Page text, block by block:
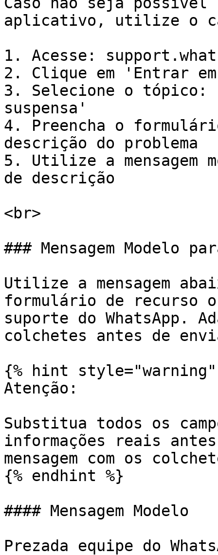
aplicativo, utilize o
1. Acesse:
2. Clique em 'Entrar
3. Selecione o tópico:
suspensa'
4. Preencha o
descrição do problema
5. Utilize a mensagem
de descrição
<br>
### Mensagem Modelo
Utilize a mensagem
formulário de recurso
suporte do WhatsApp.
colchetes antes de
{% hint style="warning"
Atenção:
Substitua todos os
informações reais
mensagem com os
{% endhint %}
#### Mensagem Modelo
Prezada equipe do